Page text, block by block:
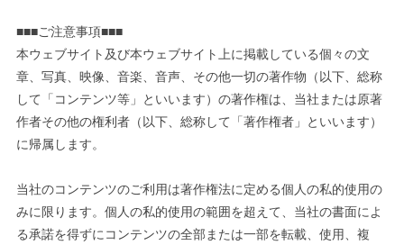
■■■ご注意事項■■■
本ウェブサイト及び本ウェブサイト上に掲載している個々の文
章、写真、映像、音楽、音声、その他一切の著作物（以下、総称
して「コンテンツ等」といいます）の著作権は、当社または原著
作者その他の権利者（以下、総称して「著作権者」といいます）
に帰属します。
当社のコンテンツのご利用は著作権法に定める個人の私的使用の
みに限ります。個人の私的使用の範囲を超えて、当社の書面によ
る承諾を得ずにコンテンツの全部または一部を転載、使用、複